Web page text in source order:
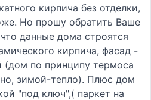
кирпича без отделки,
Но прошу обратить Ваше
данные дома строятся
кирпича, фасад -
(дом по принципу термоса
зимой-тепло). Плюс дом
"под ключ",( паркет на